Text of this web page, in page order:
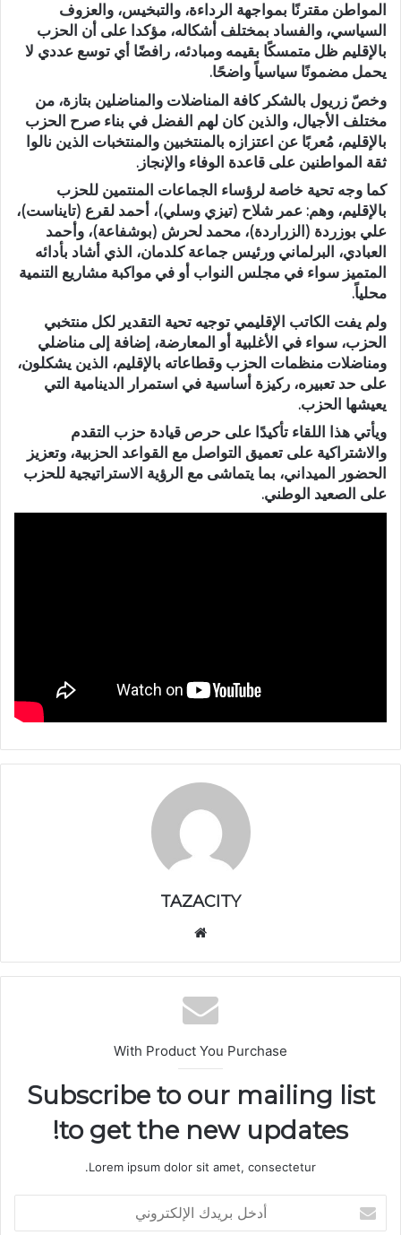
المواطن مقترنًا بمواجهة الرداءة، والتبخيس، والعزوف
السياسي، والفساد بمختلف أشكاله، مؤكدا على أن الحزب
بالإقليم ظل متمسكًا بقيمه ومبادئه، رافضًا أي توسع عددي لا
يحمل مضمونًا سياسياً واضحًا.
وخصّ زريول بالشكر كافة المناضلات والمناضلين بتازة، من
مختلف الأجيال، والذين كان لهم الفضل في بناء صرح الحزب
بالإقليم، مُعربًا عن اعتزازه بالمنتخبين والمنتخبات الذين نالوا
ثقة المواطنين على قاعدة الوفاء والإنجاز.
كما وجه تحية خاصة لرؤساء الجماعات المنتمين للحزب
بالإقليم، وهم: عمر شلاح (تيزي وسلي)، أحمد لقرع (تايناست)،
علي بوزردة (الزراردة)، محمد لحرش (بوشفاعة)، وأحمد
العبادي، البرلماني ورئيس جماعة كلدمان، الذي أشاد بأدائه
المتميز سواء في مجلس النواب أو في مواكبة مشاريع التنمية
محلياً.
ولم يفت الكاتب الإقليمي توجيه تحية التقدير لكل منتخبي
الحزب، سواء في الأغلبية أو المعارضة، إضافة إلى مناضلي
ومناضلات منظمات الحزب وقطاعاته بالإقليم، الذين يشكلون،
على حد تعبيره، ركيزة أساسية في استمرار الدينامية التي
يعيشها الحزب.
ويأتي هذا اللقاء تأكيدًا على حرص قيادة حزب التقدم
والاشتراكية على تعميق التواصل مع القواعد الحزبية، وتعزيز
الحضور الميداني، بما يتماشى مع الرؤية الاستراتيجية للحزب
على الصعيد الوطني.
TAZACITY
الوي
ب
With Product You Purchase
Subscribe to our mailing list
to get the new updates!
Lorem ipsum dolor sit amet, consectetur.